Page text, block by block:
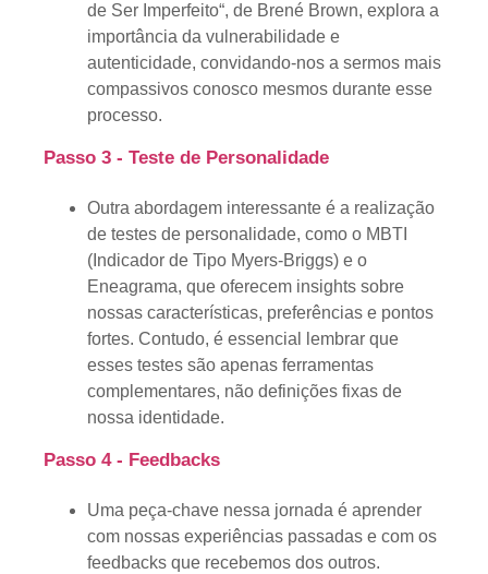
de Ser Imperfeito“, de Brené Brown, explora a
importância da vulnerabilidade e
autenticidade, convidando-nos a sermos mais
compassivos conosco mesmos durante esse
processo.
Passo 3 - Teste de Personalidade
Outra abordagem interessante é a realização
de testes de personalidade, como o MBTI
(Indicador de Tipo Myers-Briggs) e o
Eneagrama, que oferecem insights sobre
nossas características, preferências e pontos
fortes. Contudo, é essencial lembrar que
esses testes são apenas ferramentas
complementares, não definições fixas de
nossa identidade.
Passo 4 - Feedbacks
Uma peça-chave nessa jornada é aprender
com nossas experiências passadas e com os
feedbacks que recebemos dos outros.